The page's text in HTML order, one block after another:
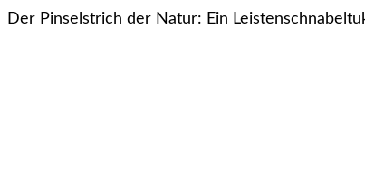
Der Pinselstrich der Natur: Ein